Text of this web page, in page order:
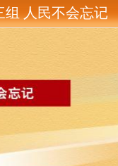
组 人民不会忘记